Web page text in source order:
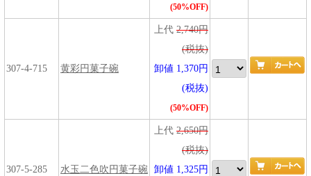
(50%OFF)
307-4-715 黄彩円菓子碗
上代 2,740円
(税抜)
卸値 1,370円
(税抜)
(50%OFF)
307-5-285 水玉二色吹円菓子碗
上代 2,650円
(税抜)
卸値 1,325円